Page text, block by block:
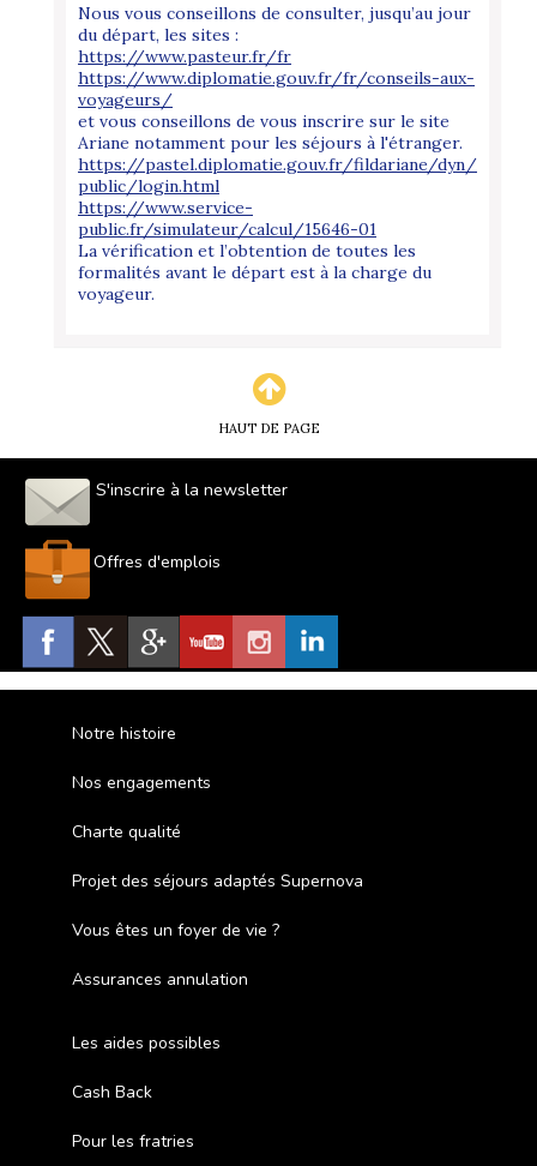
Nous vous conseillons de consulter, jusqu’au jour
du départ, les sites :
https://www.pasteur.fr/fr
https://www.diplomatie.gouv.fr/fr/conseils-aux-
voyageurs/
et vous conseillons de vous inscrire sur le site
Ariane notamment pour les séjours à l'étranger.
https://pastel.diplomatie.gouv.fr/fildariane/dyn/
public/login.html
https://www.service-
public.fr/simulateur/calcul/15646-01
La vérification et l’obtention de toutes les
formalités avant le départ est à la charge du
voyageur.
HAUT DE PAGE
S'inscrire à la newsletter
Offres d'emplois
Notre histoire
Nos engagements
Charte qualité
Projet des séjours adaptés Supernova
Vous êtes un foyer de vie ?
Assurances annulation
Les aides possibles
Cash Back
Pour les fratries